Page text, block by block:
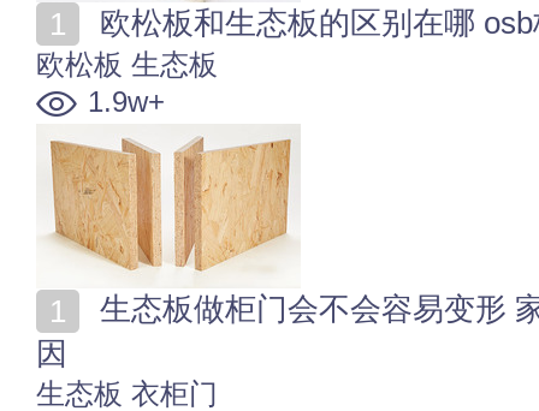
欧松板和生态板的区别在哪
欧松板 生态板
1.9w+
因
生态板 衣柜门